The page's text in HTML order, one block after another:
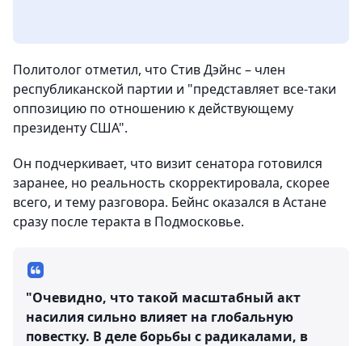
Политолог отметил, что Стив Дэйнс – член
республиканской партии и "представляет все-таки
оппозицию по отношению к действующему
президенту США".
Он подчеркивает, что визит сенатора готовился
заранее, но реальность скорректировала, скорее
всего, и тему разговора. Бейнс оказался в Астане
сразу после теракта в Подмосковье.
"Очевидно, что такой масштабный акт
насилия сильно влияет на глобальную
повестку. В деле борьбы с радикалами, в